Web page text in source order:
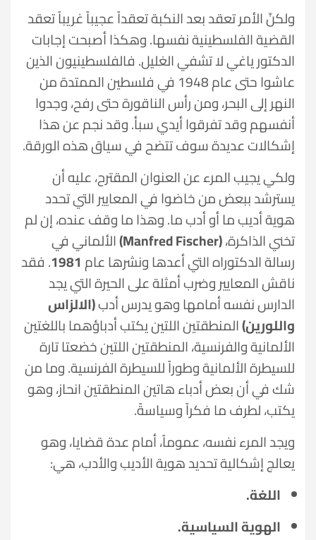
ولكنّ الأمر تعقد بعد النكبة تعقداً عجيباً غريباً تعقد
القضية الفلسطينية نفسها. وهكذا أصبحت إجابات
الدكتور ياغي لا تشفي الغليل. فالفلسطينيون الذين
عاشوا حتى عام 1948 في فلسطين الممتدة من
النهر إلى البحر، ومن رأس الناقورة حتى رفح، وجدوا
أنفسهم وقد تفرقوا أيدي سبأ. وقد نجم عن هذا
إشكالات عديدة سوف تتضح في سياق هذه الورقة.
ولكي يجيب المرء عن العنوان المقترح، عليه أن
يسترشد ببعض من خاضوا في المعايير التي تحدد
هوية أديب ما أو أدب ما. وهذا ما وقف عنده، إن لم
تخني الذاكرة،(Manfred Fischer)
الألماني في
رسالة الدكتوراه التي أعدها ونشرها عام1981. فقد
ناقش المعايير وضرب أمثلة على الحيرة التي يجد
الدارس نفسه أمامها وهو يدرس أدب(الالزاس
واللورين)المنطقتين اللتين يكتب أدباؤهما باللغتين
الألمانية والفرنسية، المنطقتين اللتين خضعتا تارة
للسيطرة الألمانية وطوراً للسيطرة الفرنسية. وما من
شك في أن بعض أدباء هاتين المنطقتين انحاز، وهو
يكتب، لطرف ما فكراً وسياسةً.
ويجد المرء نفسه، عموماً، أمام عدة قضايا، وهو
يعالج إشكالية تحديد هوية الأديب والأدب، هي:
اللغة.
الهوية السياسية.